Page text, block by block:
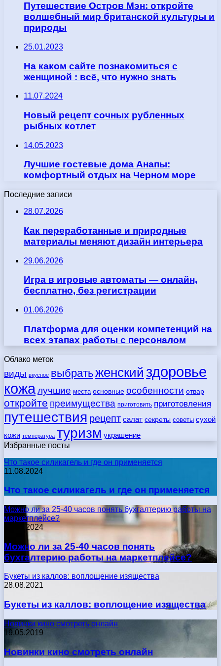
Путешествие Остров Мэн: откройте
волшебный мир британской культуры и
природы
25.01.2023
На каком сайте познакомиться с
женщиной : всё, что нужно знать
11.07.2024
Новый рецепт сочных рубленных
рыбных котлет
14.05.2023
Лучшие гостевые дома Анапы:
комфортный отдых на Черном море
Последние записи
28.07.2026
Как переработанные и природные
материалы меняют дизайн интерьера
29.06.2026
Игра в игровые автоматы — онлайн,
бесплатно, без регистрации
01.06.2026
Платформа для оценки компетенций на
всех этапах работы с персоналом
Облако меток
виды вкусное выбратьженский здоровье
кожа лучшие места основные особенности отвар
откройте преимущества приготовить приготовления
путешествия рецепт салат секреты советы сухой
кожи температура туризм украшение
Избранные посты
Что такое силикагель и где он применяется
11.08.2024
Что такое силикагель и где он применяется
Можно ли за 25-40 часов понять бухгалтерию работы на
маркетплейсе?
17.05.2024
Можно ли за 25-40 часов понять
бухгалтерию работы на маркетплейсе?
Букеты из каллов: воплощение изящества
28.08.2021
Букеты из каллов: воплощение изящества
Новинки кино смотреть онлайн
19.05.2019
Новинки кино смотреть онлайн